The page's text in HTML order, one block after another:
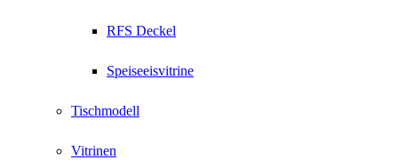
RFS Deckel
Speiseeisvitrine
Tischmodell
Vitrinen